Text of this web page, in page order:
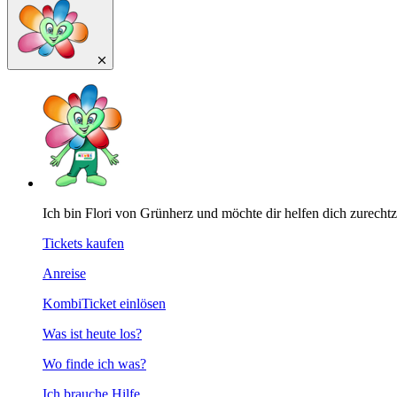
Ich bin Flori von Grünherz und möchte dir helfen dich
Tickets kaufen
Anreise
KombiTicket einlösen
Was ist heute los?
Wo finde ich was?
Ich brauche Hilfe